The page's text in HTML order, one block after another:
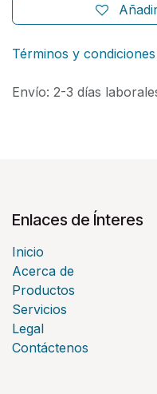
Términos y condiciones
Envío: 2-3 días
Enlaces de Ínteres
Inicio
Acerca de
Productos
Servicios
Legal
Contáctenos